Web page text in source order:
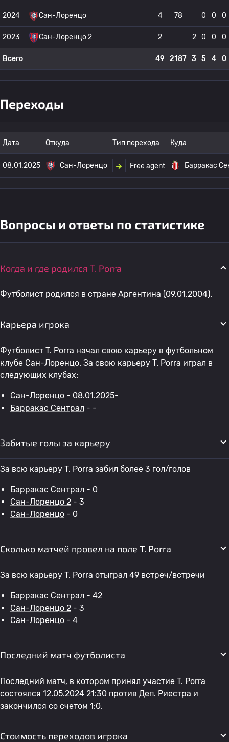
2024 Сан-Лоренцо 4 78 0 0 0
2023 Сан-Лоренцо 2 2 2 0 0 0
Всего 49 2187 3 5 4 0
Переходы
Дата Откуда Тип перехода Куда
08.01.2025 Сан-Лоренцо Free agent Барракас
Вопросы и ответы по статистике
Когда и где родился T. Porra
Футболист родился в стране Аргентина (09.01.2004).
Карьера игрока
Футболист T. Porra начал свою карьеру в футбольном
клубе Сан-Лоренцо. За свою карьеру T. Porra играл в
следующих клубах:
Сан-Лоренцо - 08.01.2025-
Барракас Сентрал - -
Забитые голы за карьеру
За всю карьеру T. Porra забил более 3 гол/голов
Барракас Сентрал - 0
Сан-Лоренцо 2 - 3
Сан-Лоренцо - 0
Сколько матчей провел на поле T. Porra
За всю карьеру T. Porra отыграл 49 встреч/встречи
Барракас Сентрал - 42
Сан-Лоренцо 2 - 3
Сан-Лоренцо - 4
Последний матч футболиста
Последний матч, в котором принял участие T. Porra
состоялся 12.05.2024 21:30 против Деп. Риестра и
закончился со счетом 1:0.
Стоимость переходов игрока